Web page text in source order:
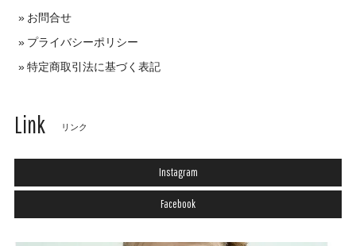
お問合せ
プライバシーポリシー
特定商取引法に基づく表記
Link リンク
Instagram
Facebook